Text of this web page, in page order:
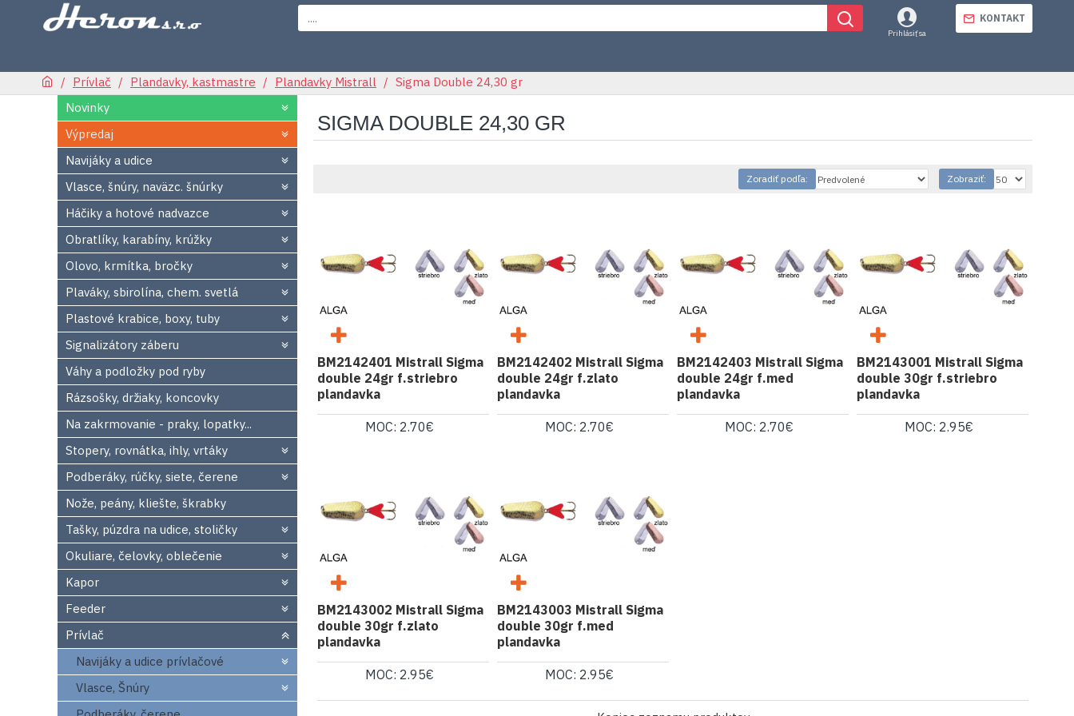
Prihlásiť sa
KONTAKT
Prívlač Plandavky, kastmastre Plandavky Mistrall
Sigma Double 24,30 gr
Novinky
Výpredaj
Navijáky a udice
Vlasce, šnúry, naväzc. šnúrky
Háčiky a hotové nadvazce
Obratlíky, karabíny, krúžky
Olovo, krmítka, bročky
Plaváky, sbirolína, chem. svetlá
Plastové krabice, boxy, tuby
Signalizátory záberu
Váhy a podložky pod ryby
Rázsošky, držiaky, koncovky
Na zakrmovanie - praky, lopatky...
Stopery, rovnátka, ihly, vrtáky
Podberáky, rúčky, siete, čerene
Nože, peány, kliešte, škrabky
Tašky, púzdra na udice, stoličky
Okuliare, čelovky, oblečenie
Kapor
Feeder
Prívlač
Navijáky a udice prívlačové
Vlasce, Šnúry
SIGMA DOUBLE 24,30 GR
Zoradiť podľa: Zobraziť:
BM2142401 Mistrall Sigma
double 24gr f.striebro
plandavka
MOC: 2.70€
BM2142402 Mistrall Sigma
double 24gr f.zlato
plandavka
MOC: 2.70€
BM2142403 Mistrall Sigma
double 24gr f.med
plandavka
MOC: 2.70€
BM2143001 Mistrall Sigma
double 30gr f.striebro
plandavka
MOC: 2.95€
BM2143002 Mistrall Sigma
double 30gr f.zlato
plandavka
MOC: 2.95€
BM2143003 Mistrall Sigma
double 30gr f.med
plandavka
MOC: 2.95€